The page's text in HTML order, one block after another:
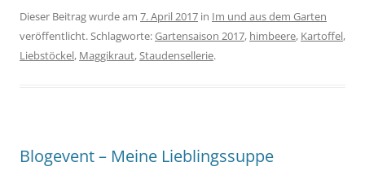
Dieser Beitrag wurde am 7. April 2017 in Im und aus dem Garten
veröffentlicht. Schlagworte:Gartensaison 2017, himbeere, Kartoffel,
Liebstöckel, Maggikraut,Staudensellerie.
Blogevent – Meine Lieblingssuppe